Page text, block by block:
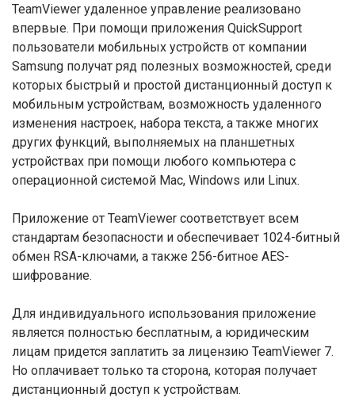
TeamViewer удаленное управление реализовано
впервые. При помощи приложения QuickSupport
пользователи мобильных устройств от компании
Samsung получат ряд полезных возможностей, среди
которых быстрый и простой дистанционный доступ к
мобильным устройствам, возможность удаленного
изменения настроек, набора текста, а также многих
других функций, выполняемых на планшетных
устройствах при помощи любого компьютера с
операционной системой Mac, Windows или Linux.
Приложение от TeamViewer соответствует всем
стандартам безопасности и обеспечивает 1024-битный
обмен RSA-ключами, а также 256-битное AES-
шифрование.
Для индивидуального использования приложение
является полностью бесплатным, а юридическим
лицам придется заплатить за лицензию TeamViewer 7.
Но оплачивает только та сторона, которая получает
дистанционный доступ к устройствам.